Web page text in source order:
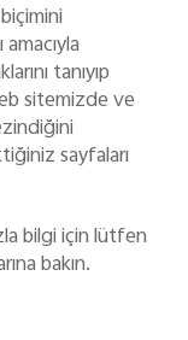
tanıyıp
sitemizde ve
sayfaları
bilgi için lütfen
bakın.